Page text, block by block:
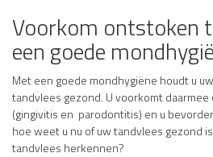
Voorkom ontstoken
een goede
Met een goede mondhygiëne houdt u
tandvlees gezond. U voorkomt
(gingivitis en parodontitis) en u
hoe weet u nu of uw tandvlees gezond
tandvlees herkennen?